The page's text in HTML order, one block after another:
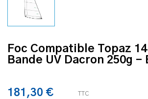
Foc Compatible Topaz
Bande UV Dacron 250g -
181,30 € TTC